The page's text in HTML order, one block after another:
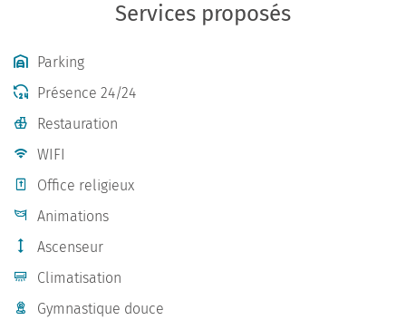
Services proposés
Parking
Présence 24/24
Restauration
WIFI
Office religieux
Animations
Ascenseur
Climatisation
Gymnastique douce